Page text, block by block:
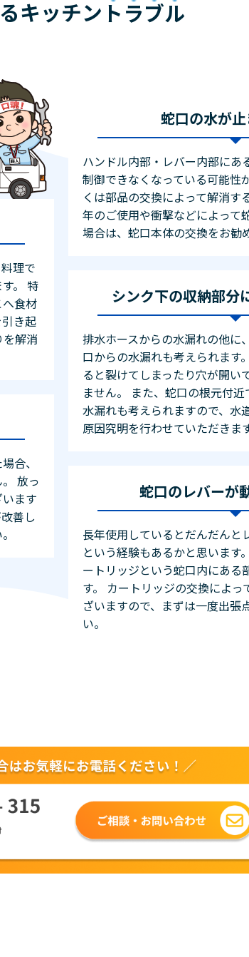
キッチン トラブル
蛇口の水が
ハンドル内部・レバー内部にあ
制御できなくなっている可能性
くは部品の交換によって解消す
年のご使用や衝撃などによって
場合は、蛇口本体の交換をお勧
理で
。 特
食材
き起
解消
シンク下の収納部分
排水ホースからの水漏れの他に
口からの水漏れも考えられます
ると裂けてしまったり穴が開い
ません。 また、蛇口の根元付
水漏れも考えられますので、水
原因究明を行わせていただきます
合、
放っ
ます
善し
蛇口のレバーが
長年使用しているとだんだんと
という経験もあるかと思います
ートリッジという蛇口内にある
す。 カートリッジの交換によ
ざいますので、まずは一度出張
い。